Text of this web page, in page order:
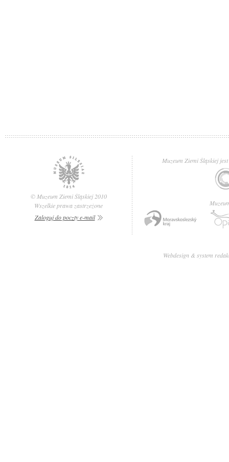
Muzeum Ziemi Śląskiej
© Muzeum Ziemi Śląskiej 2010
Wszelkie prawa zastrzeżone
Zaloguj do poczty e-mail
Webdesign & system